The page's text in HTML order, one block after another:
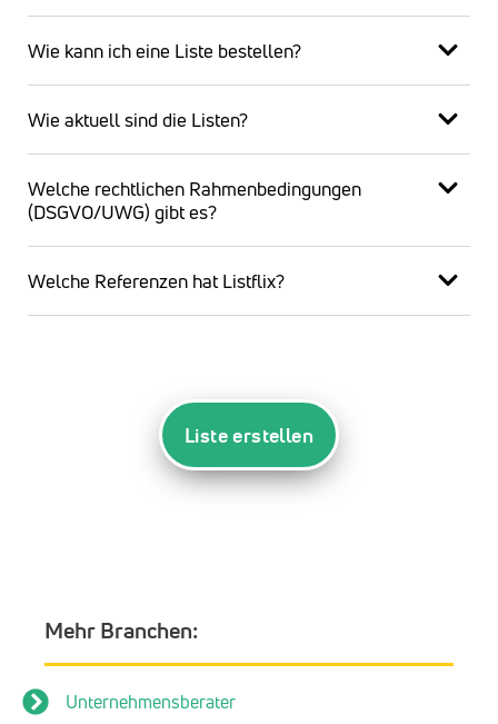
Wie kann ich eine Liste bestellen?
Wie aktuell sind die Listen?
Welche rechtlichen Rahmenbedingungen
(DSGVO/UWG) gibt es?
Welche Referenzen hat Listflix?
Liste erstellen
Mehr Branchen:
Unternehmensberater